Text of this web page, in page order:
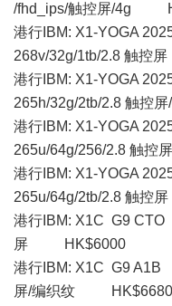
/fhd_ips/触控屏/4g
港行IBM: X1-YOGA
268v/32g/1tb/2.8 触
港行IBM: X1-YOGA
265h/32g/2tb/2.8 触
港行IBM: X1-YOGA
265u/64g/256/2.8 触
港行IBM: X1-YOGA
265u/64g/2tb/2.8 触
港行IBM: X1C G9
屏 HK$6000
港行IBM: X1C G9
屏/编织纹 HK$6680